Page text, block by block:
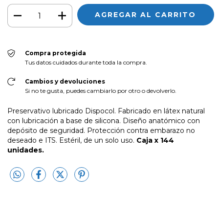
Compra protegida
Tus datos cuidados durante toda la compra.
Cambios y devoluciones
Si no te gusta, puedes cambiarlo por otro o devolverlo.
Preservativo lubricado Dispocol. Fabricado en látex natural
con lubricación a base de silicona. Diseño anatómico con
depósito de seguridad. Protección contra embarazo no
deseado e ITS. Estéril, de un solo uso. Caja x 144
unidades.